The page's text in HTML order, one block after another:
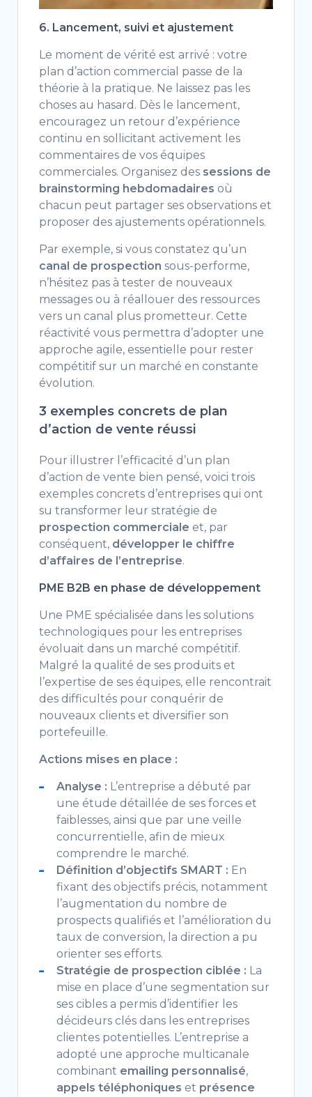
6. Lancement, suivi et ajustement
Le moment de vérité est arrivé : votre
plan d’action commercial passe de la
théorie à la pratique. Ne laissez pas les
choses au hasard. Dès le lancement,
encouragez un retour d’expérience
continu en sollicitant activement les
commentaires de vos équipes
commerciales. Organisez des sessions de
brainstorming hebdomadaires où
chacun peut partager ses observations et
proposer des ajustements opérationnels.
Par exemple, si vous constatez qu’un
canal de prospection sous-performe,
n’hésitez pas à tester de nouveaux
messages ou à réallouer des ressources
vers un canal plus prometteur. Cette
réactivité vous permettra d’adopter une
approche agile, essentielle pour rester
compétitif sur un marché en constante
évolution.
3 exemples concrets de plan
d’action de vente réussi
Pour illustrer l’efficacité d’un plan
d’action de vente bien pensé, voici trois
exemples concrets d’entreprises qui ont
su transformer leur stratégie de
prospection commerciale et, par
conséquent, développer le chiffre
d’affaires de l’entreprise.
PME B2B en phase de développement
Une PME spécialisée dans les solutions
technologiques pour les entreprises
évoluait dans un marché compétitif.
Malgré la qualité de ses produits et
l’expertise de ses équipes, elle rencontrait
des difficultés pour conquérir de
nouveaux clients et diversifier son
portefeuille.
Actions mises en place :
Analyse : L’entreprise a débuté par
une étude détaillée de ses forces et
faiblesses, ainsi que par une veille
concurrentielle, afin de mieux
comprendre le marché.
Définition d’objectifs SMART : En
fixant des objectifs précis, notamment
l’augmentation du nombre de
prospects qualifiés et l’amélioration du
taux de conversion, la direction a pu
orienter ses efforts.
Stratégie de prospection ciblée : La
mise en place d’une segmentation sur
ses cibles a permis d’identifier les
décideurs clés dans les entreprises
clientes potentielles. L’entreprise a
adopté une approche multicanale
combinant emailing personnalisé,
appels téléphoniques et présence